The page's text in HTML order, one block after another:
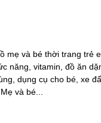
mẹ và bé thời trang trẻ
năng, vitamin, đồ ăn
dụng cụ cho bé, xe
và bé...